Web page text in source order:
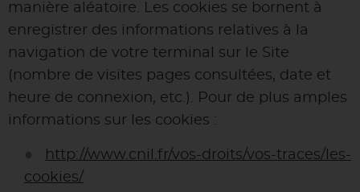
manière aléatoire. Les cookies se bornent à
enregistrer des informations relatives à la
navigation de votre terminal sur le Site
(nombre de visites pages consultées, date et
heure de connexion, etc.). Pour de plus amples
informations sur les cookies :
http://www.cnil.fr/vos-droits/vos-traces/les-
cookies/